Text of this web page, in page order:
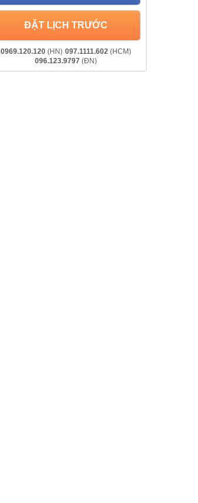
ĐẶT LỊCH TRƯỚC
0969.120.120 (HN) 097.1111.602 (HCM)
096.123.9797 (ĐN)